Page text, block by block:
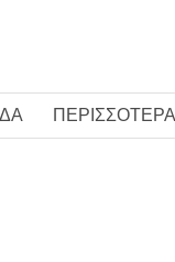
ΠΕΡΙΣΣΟΤΕΡΑ